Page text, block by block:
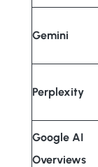
Gemini
Perplexity
Google AI
Overviews